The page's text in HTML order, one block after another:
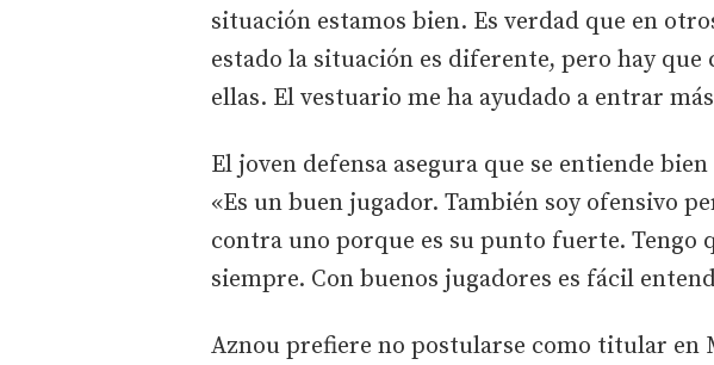
situación estamos bien. Es verdad que en
estado la situación es diferente, pero hay
ellas. El vestuario me ha ayudado a entrar
El joven defensa asegura que se entiende
«Es un buen jugador. También soy ofensivo
contra uno porque es su punto fuerte. Tengo
siempre. Con buenos jugadores es fácil
Aznou prefiere no postularse como titular en